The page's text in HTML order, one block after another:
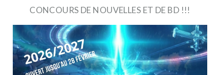
CONCOURS DE NOUVELLES ET DE BD !!!